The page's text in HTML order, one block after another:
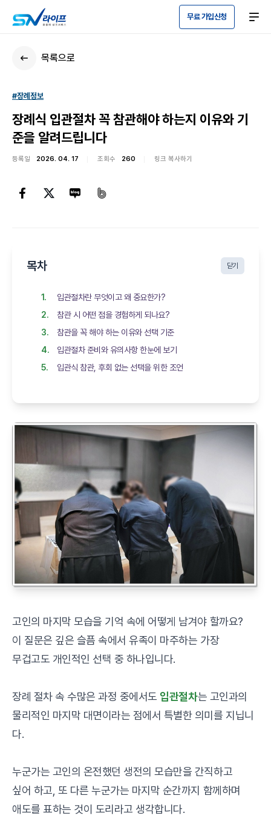
무료 가입신청
목록으로
#장례정보
장례식 입관절차 꼭 참관해야 하는지 이유와 기
준을 알려드립니다
등록일 2026. 04. 17 조회수 260 링크 복사하기
목차 닫기
입관절차란 무엇이고 왜 중요한가?
참관 시 어떤 점을 경험하게 되나요?
참관을 꼭 해야 하는 이유와 선택 기준
입관절차 준비와 유의사항 한눈에 보기
입관식 참관, 후회 없는 선택을 위한 조언
고인의 마지막 모습을 기억 속에 어떻게 남겨야 할까요?
이 질문은 깊은 슬픔 속에서 유족이 마주하는 가장
무겁고도 개인적인 선택 중 하나입니다.
장례 절차 속 수많은 과정 중에서도 입관절차는 고인과의
물리적인 마지막 대면이라는 점에서 특별한 의미를 지닙니
다.
누군가는 고인의 온전했던 생전의 모습만을 간직하고
싶어 하고, 또 다른 누군가는 마지막 순간까지 함께하며
애도를 표하는 것이 도리라고 생각합니다.